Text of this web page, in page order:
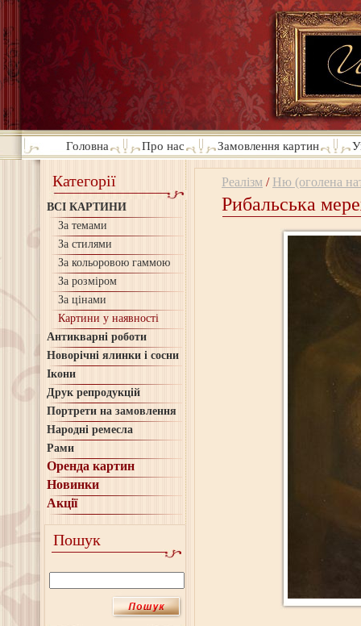
Головна Про нас Замовлення картин
Категорії
ВСІ КАРТИНИ
За темами
За стилями
За кольоровою гаммою
За розміром
За цінами
Картини у наявності
Антикварні роботи
Новорічні ялинки і сосни
Ікони
Друк репродукцій
Портрети на замовлення
Народні ремесла
Рами
Оренда картин
Новинки
Акції
Пошук
Реалізм / Ню (оголена
Рибальська